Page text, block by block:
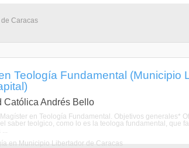
Caracas
Teología Fundamental (Municipio
Católica Andrés Bello
en Teología Fundamental. Objetivos generales*
saber teolgico, como lo es la teologa fundamental, que
...
en Municipio Libertador de Caracas